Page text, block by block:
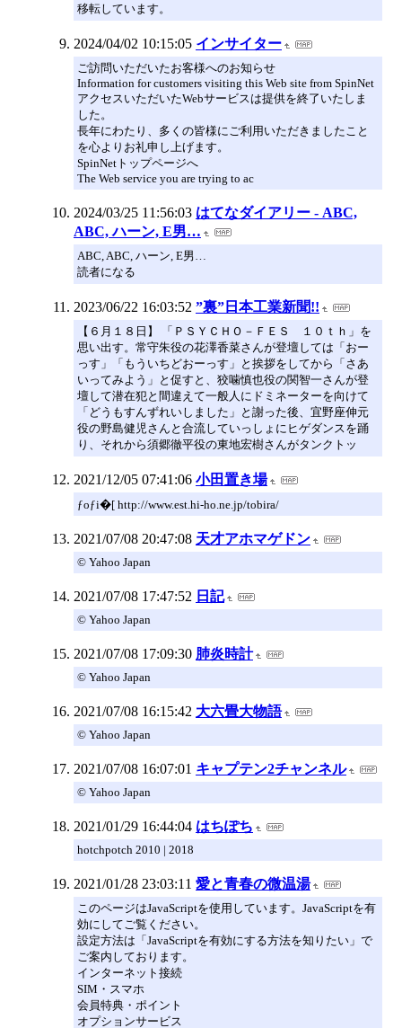
移転しています。
2024/04/02 10:15:05 インサイター
ご訪問いただいたお客様へのお知らせ
Information for customers visiting this Web site from SpinNet
アクセスいただいたWebサービスは提供を終了いたしま
した。
長年にわたり、多くの皆様にご利用いただきましたこと
を心よりお礼申し上げます。
SpinNetトップページへ
The Web service you are trying to ac
2024/03/25 11:56:03 はてなダイアリー - ABC,
ABC, ハーン, E男…
ABC, ABC, ハーン, E男…
読者になる
2023/06/22 16:03:52 ”裏”日本工業新聞!!
【６月１８日】 「ＰＳＹＣＨＯ－ＦＥＳ １０ｔｈ」を
思い出す。常守朱役の花澤香菜さんが登壇しては「おー
っす」「もういちどおーっす」と挨拶をしてから「さあ
いってみよう」と促すと、狡噛慎也役の関智一さんが登
壇して潜在犯と間違えて一般人にドミネーターを向けて
「どうもすんずれいしました」と謝った後、宜野座伸元
役の野島健児さんと合流していっしょにヒゲダンスを踊
り、それから須郷徹平役の東地宏樹さんがタンクトッ
2021/12/05 07:41:06 小田置き場
ƒoƒi�[ http://www.est.hi-ho.ne.jp/tobira/
2021/07/08 20:47:08 天才アホマゲドン
© Yahoo Japan
2021/07/08 17:47:52 日記
© Yahoo Japan
2021/07/08 17:09:30 肺炎時計
© Yahoo Japan
2021/07/08 16:15:42 大六畳大物語
© Yahoo Japan
2021/07/08 16:07:01 キャプテン2チャンネル
© Yahoo Japan
2021/01/29 16:44:04 はちぽち
hotchpotch 2010 | 2018
2021/01/28 23:03:11 愛と青春の微温湯
このページはJavaScriptを使用しています。JavaScriptを有
効にしてご覧ください。
設定方法は「JavaScriptを有効にする方法を知りたい」で
ご案内しております。
インターネット接続
SIM・スマホ
会員特典・ポイント
オプションサービス